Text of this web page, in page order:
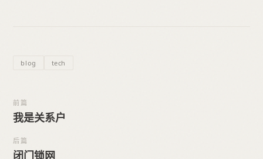
blog tech
前篇
我是关系户
后篇
闭门锁网